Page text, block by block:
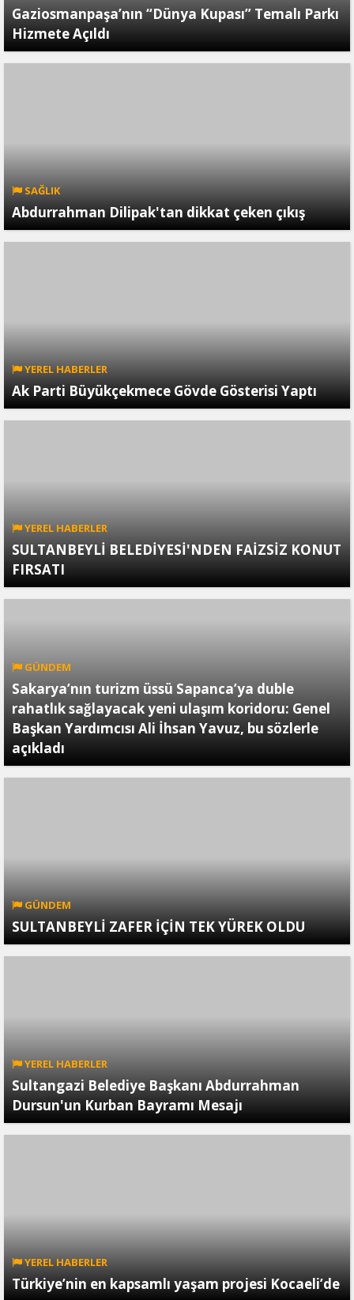
Gaziosmanpaşa’nın “Dünya Kupası” Temalı Parkı
Hizmete Açıldı
SAĞLIK
Abdurrahman Dilipak'tan dikkat çeken çıkış
YEREL HABERLER
Ak Parti Büyükçekmece Gövde Gösterisi Yaptı
YEREL HABERLER
SULTANBEYLİ BELEDİYESİ'NDEN FAİZSİZ KONUT
FIRSATI
GÜNDEM
Sakarya’nın turizm üssü Sapanca’ya duble
rahatlık sağlayacak yeni ulaşım koridoru: Genel
Başkan Yardımcısı Ali İhsan Yavuz, bu sözlerle
açıkladı
GÜNDEM
SULTANBEYLİ ZAFER İÇİN TEK YÜREK OLDU
YEREL HABERLER
Sultangazi Belediye Başkanı Abdurrahman
Dursun'un Kurban Bayramı Mesajı
YEREL HABERLER
Türkiye’nin en kapsamlı yaşam projesi Kocaeli’de